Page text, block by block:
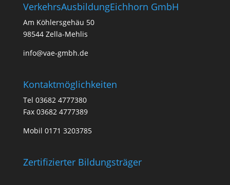
VerkehrsAusbildungEichhorn GmbH
Am Köhlersgehäu 50
98544 Zella-Mehlis
info@vae-gmbh.de
Kontaktmöglichkeiten
Tel 03682 4777380
Fax 03682 4777389
Mobil 0171 3203785
Zertifizierter Bildungsträger